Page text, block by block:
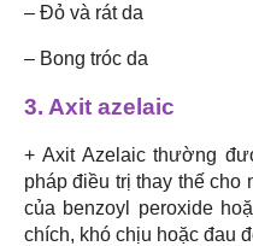
– Đỏ và rát da
– Bong tróc da
3. Axit azelaic
+ Axit Azelaic thường
pháp điều trị thay thế cho
của benzoyl peroxide
chích, khó chịu hoặc đau